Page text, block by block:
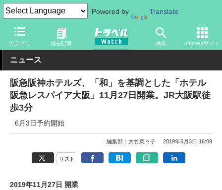
Powered by Translate
カテゴリ 過去記事 検索 Impressサイト
トラベル Watch 地域 国内旅行 京都・大阪
ニュース
阪急阪神ホテルズ、「和」を基調とした「ホテル
阪急レスパイア大阪」11月27日開業。JR大阪駅徒
歩3分
6月3日予約開始
編集部：大竹菜々子 2019年6月3日 16:09
リスト
2019年11月27日 開業